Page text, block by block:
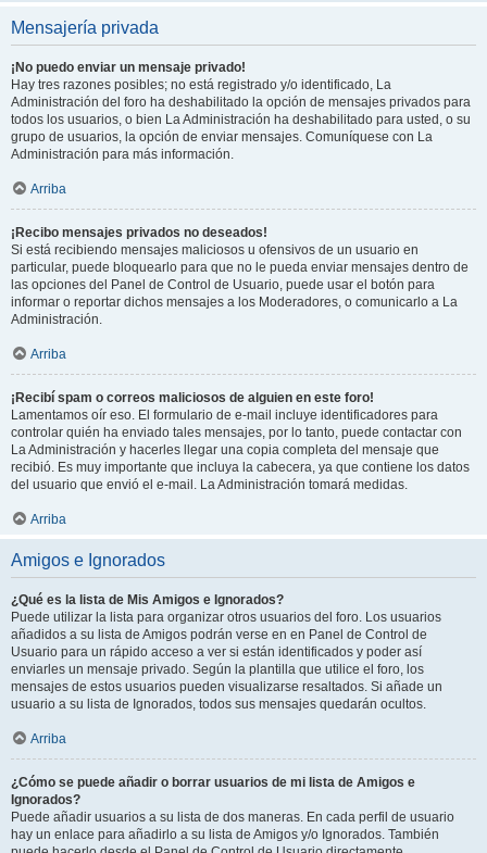
Mensajería privada
¡No puedo enviar un mensaje privado!
Hay tres razones posibles; no está registrado y/o identificado, La
Administración del foro ha deshabilitado la opción de mensajes privados para
todos los usuarios, o bien La Administración ha deshabilitado para usted, o su
grupo de usuarios, la opción de enviar mensajes. Comuníquese con La
Administración para más información.
Arriba
¡Recibo mensajes privados no deseados!
Si está recibiendo mensajes maliciosos u ofensivos de un usuario en
particular, puede bloquearlo para que no le pueda enviar mensajes dentro de
las opciones del Panel de Control de Usuario, puede usar el botón para
informar o reportar dichos mensajes a los Moderadores, o comunicarlo a La
Administración.
Arriba
¡Recibí spam o correos maliciosos de alguien en este foro!
Lamentamos oír eso. El formulario de e-mail incluye identificadores para
controlar quién ha enviado tales mensajes, por lo tanto, puede contactar con
La Administración y hacerles llegar una copia completa del mensaje que
recibió. Es muy importante que incluya la cabecera, ya que contiene los datos
del usuario que envió el e-mail. La Administración tomará medidas.
Arriba
Amigos e Ignorados
¿Qué es la lista de Mis Amigos e Ignorados?
Puede utilizar la lista para organizar otros usuarios del foro. Los usuarios
añadidos a su lista de Amigos podrán verse en en Panel de Control de
Usuario para un rápido acceso a ver si están identificados y poder así
enviarles un mensaje privado. Según la plantilla que utilice el foro, los
mensajes de estos usuarios pueden visualizarse resaltados. Si añade un
usuario a su lista de Ignorados, todos sus mensajes quedarán ocultos.
Arriba
¿Cómo se puede añadir o borrar usuarios de mi lista de Amigos e
Ignorados?
Puede añadir usuarios a su lista de dos maneras. En cada perfil de usuario
hay un enlace para añadirlo a su lista de Amigos y/o Ignorados. También